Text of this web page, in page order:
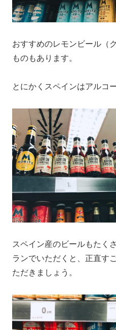
おすすめのレモンビール（
ものもあります。
とにかくスペインはアルコ
スペイン産のビールもたく
ランでいただくと、正直す
ただきましょう。